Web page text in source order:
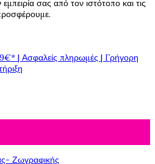
σας από τον ιστότοπο και τις
| Ασφαλείς πληρωμές | Γρήγορη
Ζωγραφικής